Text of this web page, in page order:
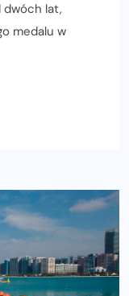
dwóch lat,
medalu w